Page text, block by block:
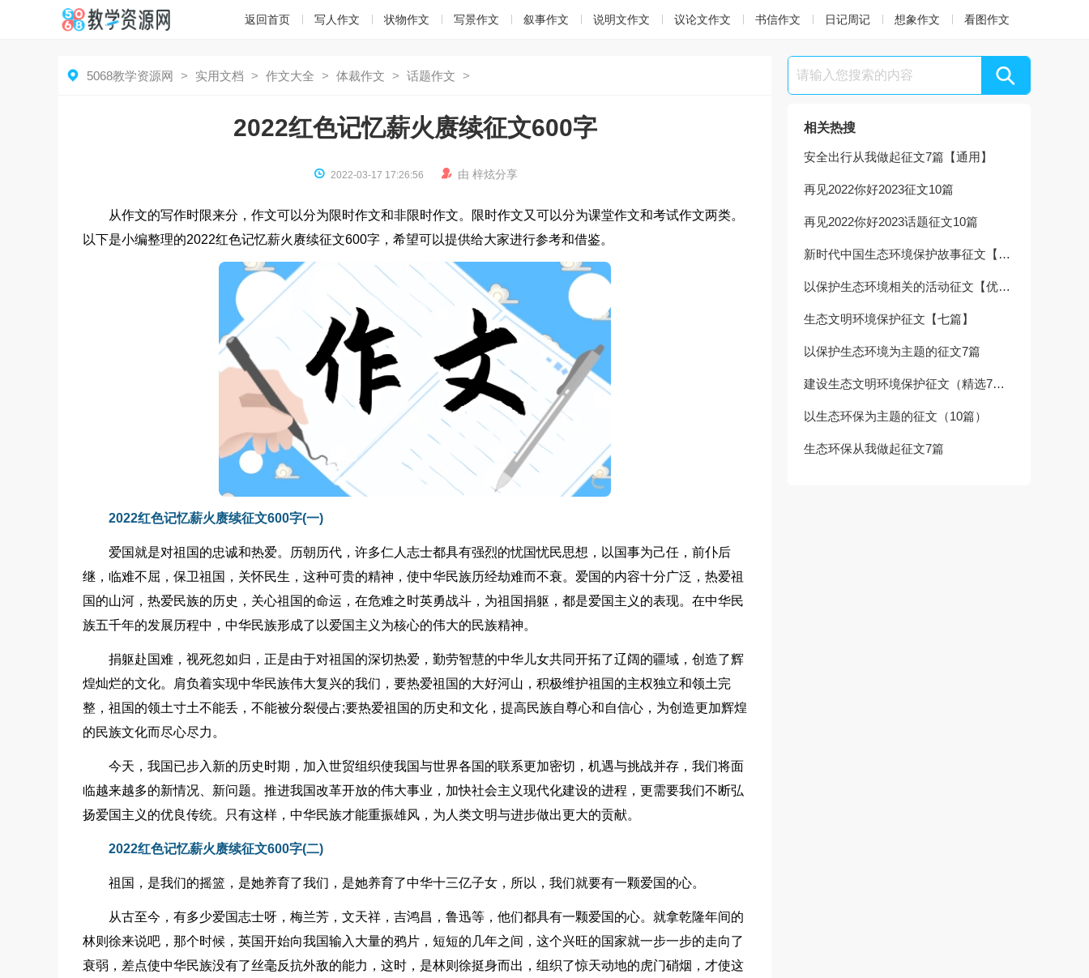
返回首页 写人作文 状物作文 写景作文 叙事作文 说明文作文 议论文作文 书信作文 日记周记 想象作文 看图作文
 5068教学资源网 > 实用文档 > 作文大全 > 体裁作文 > 话题作文 >
2022红色记忆薪火赓续征文600字
 2022-03-17 17:26:56  由 梓炫分享
从作文的写作时限来分，作文可以分为限时作文和非限时作文。限时作文又可以分为课堂作文和考试作文两类。
以下是小编整理的2022红色记忆薪火赓续征文600字，希望可以提供给大家进行参考和借鉴。
2022红色记忆薪火赓续征文600字(一)
爱国就是对祖国的忠诚和热爱。历朝历代，许多仁人志士都具有强烈的忧国忧民思想，以国事为己任，前仆后
继，临难不屈，保卫祖国，关怀民生，这种可贵的精神，使中华民族历经劫难而不衰。爱国的内容十分广泛，热爱祖
国的山河，热爱民族的历史，关心祖国的命运，在危难之时英勇战斗，为祖国捐躯，都是爱国主义的表现。在中华民
族五千年的发展历程中，中华民族形成了以爱国主义为核心的伟大的民族精神。
捐躯赴国难，视死忽如归，正是由于对祖国的深切热爱，勤劳智慧的中华儿女共同开拓了辽阔的疆域，创造了辉
煌灿烂的文化。肩负着实现中华民族伟大复兴的我们，要热爱祖国的大好河山，积极维护祖国的主权独立和领土完
整，祖国的领土寸土不能丢，不能被分裂侵占;要热爱祖国的历史和文化，提高民族自尊心和自信心，为创造更加辉煌
的民族文化而尽心尽力。
今天，我国已步入新的历史时期，加入世贸组织使我国与世界各国的联系更加密切，机遇与挑战并存，我们将面
临越来越多的新情况、新问题。推进我国改革开放的伟大事业，加快社会主义现代化建设的进程，更需要我们不断弘
扬爱国主义的优良传统。只有这样，中华民族才能重振雄风，为人类文明与进步做出更大的贡献。
2022红色记忆薪火赓续征文600字(二)
祖国，是我们的摇篮，是她养育了我们，是她养育了中华十三亿子女，所以，我们就要有一颗爱国的心。
从古至今，有多少爱国志士呀，梅兰芳，文天祥，吉鸿昌，鲁迅等，他们都具有一颗爱国的心。就拿乾隆年间的
林则徐来说吧，那个时候，英国开始向我国输入大量的鸦片，短短的几年之间，这个兴旺的国家就一步一步的走向了
衰弱，差点使中华民族没有了丝毫反抗外敌的能力，这时，是林则徐挺身而出，组织了惊天动地的虎门硝烟，才使这
相关热搜
安全出行从我做起征文7篇【通用】
再见2022你好2023征文10篇
再见2022你好2023话题征文10篇
新时代中国生态环境保护故事征文【十篇】
以保护生态环境相关的活动征文【优秀7篇】
生态文明环境保护征文【七篇】
以保护生态环境为主题的征文7篇
建设生态文明环境保护征文（精选7篇）
以生态环保为主题的征文（10篇）
生态环保从我做起征文7篇